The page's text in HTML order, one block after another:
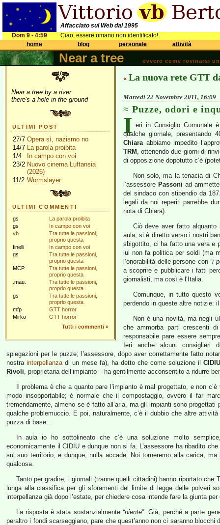
Affacciato sul Web dal 1995
Dom 9 - 4:59
Ciao, essere umano non identificato!
home
blog personale attività
Near a tree ovvero come rovinarsi
Near a tree by a river
there's a hole in the ground
ULTIMI POST
27/7 Opera sì, nazismo no
14/7 La parola proibita
1/4
In campo con voi
23/2 Nuovo cinema Luftansia
(2026)
11/2 Wormslayer
ULTIMI COMMENTI
gs
La parola proibita
gs
In campo con voi
vb
Tra tutte le passioni,
proprio questa
finelli
In campo con voi
gs
Tra tutte le passioni,
proprio questa
MCP
Tra tutte le passioni,
proprio questa
.mau.
Tra tutte le passioni,
proprio questa
gs
Tra tutte le passioni,
proprio questa
mfp
GTT horror
Mirko
GTT horror
Tutti i commenti »
« La nuova rete GTT
Martedì 22 Novembre 2011, 16:09
Puzze, odori e
I eri in Consiglio Comunale
qualche giornale, presentando
Chiaraabbiamo impedito
TRM , ottenendo due giorni di
di opposizione dopotutto c’è
Non solo, ma la tenacia di
l’assessore Passoni ad
del sindaco con stipendio da
legali da noi reperiti parrebbe
nota di Chiara).
Ciò deve aver fatto
aula, si è diretto verso i nostri
sbigottito, ci ha fatto una vera e
lui non fa politica per soldi (ma
l’onorabilità delle persone con “i
a scoprire e pubblicare i fatti
giornalisti, ma così è l’Italia.
Comunque, in tutto questo
perdendo in queste altre notizie:
Non è una novità, ma negli
che ammorba parti crescenti
responsabile pare essere
Ieri anche alcuni consiglieri
spiegazioni per le puzze; l’assessore, dopo aver correttamente fatto
nostra interpellanzadi un mese fa), ha detto che come soluzione il CIDIU
Rivoli, proprietaria dell’impianto – ha gentilmente acconsentito a ridurre
Il problema è che a quanto pare l’impianto è mal progettato, e non
modo insopportabile; è normale che il compostaggio, ovvero il far
tremendamente, almeno se è fatto all’aria, ma gli impianti sono
qualche problemuccio. E poi, naturalmente, c’è il dubbio che altre
puzza di base…
In aula io ho sottolineato che c’è una soluzione molto
economicamente il CIDIU e dunque non si fa. L’assessore ha ribadito
sul suo territorio; e dunque, nulla accade. Noi torneremo alla carica,
qualcosa.
Tanto per gradire, i giornali (tranne quelli cittadini) hanno riportato che
lunga alla classifica per gli sforamenti del limite di legge delle polveri
interpellanza già dopo l’estate, per chiedere cosa intende fare la giunta
La risposta è stata sostanzialmente “niente”. Già, perché a parte
peraltro i fondi scarseggiano, pare che quest’anno non ci saranno